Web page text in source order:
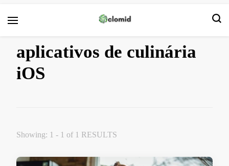
aplicativos de culinária
iOS
Showing: 1 - 1 of 1 RESULTS